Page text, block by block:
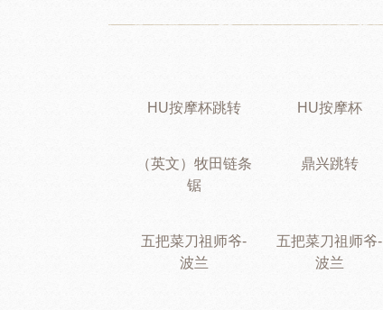
HU按摩杯跳转 HU按摩杯
（英文）牧田链条
锯
鼎兴跳转
五把菜刀祖师爷-
波兰
五把菜刀祖师爷-
波兰